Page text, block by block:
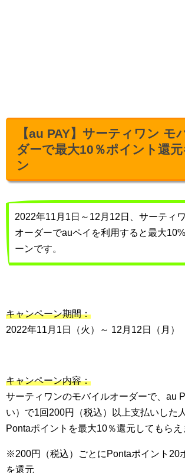
【au PAY】サーティワン モ
ダーで最大10％ポイント還
ン
2022年11月1日～12月12日、サーティ
オーダーでauペイを利用すると最大
ーンです。
キャンペーン期間：
2022年11月1日（火）～ 12月12日（月）
キャンペーン内容：
サーティワンのモバイルオーダーで、au
い）で1回200円（税込）以上支払いした
Pontaポイントを最大10％還元してもらえ
※200円（税込）ごとにPontaポイント20
を還元